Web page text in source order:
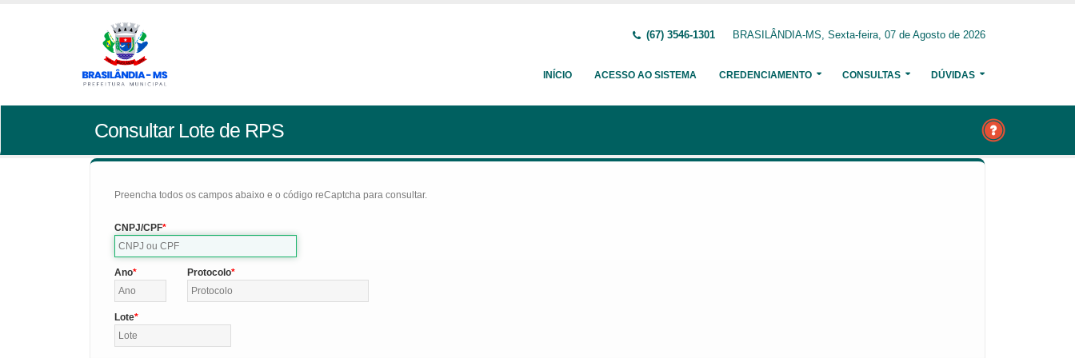
(67) 3546-1301 BRASILÂNDIA-MS, Sexta-feira, 07 de Agosto de 2026
INÍCIO ACESSO AO SISTEMA CREDENCIAMENTO CONSULTAS DÚVIDAS
Consultar Lote de RPS
Preencha todos os campos abaixo e o código reCaptcha para consultar.
CNPJ/CPF
Ano Protocolo
Lote